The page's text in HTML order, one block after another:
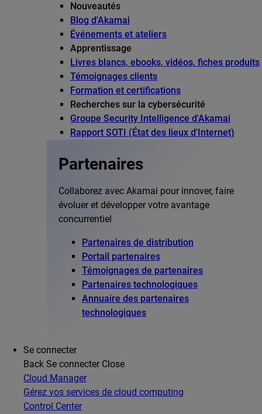
Nouveautés
Blog d'Akamai
Événements et ateliers
Apprentissage
Livres blancs, ebooks, vidéos, fiches produits
Témoignages clients
Formation et certifications
Recherches sur la cybersécurité
Groupe Security Intelligence d'Akamai
Rapport SOTI (État des lieux d'Internet)
Partenaires
Collaborez avec Akamai pour innover, faire
évoluer et développer votre avantage
concurrentiel
Partenaires de distribution
Portail partenaires
Témoignages de partenaires
Partenaires technologiques
Annuaire des partenaires
technologiques
Se connecter
Back Se connecter Close
Cloud Manager
Gérez vos services de cloud computing
Control Center